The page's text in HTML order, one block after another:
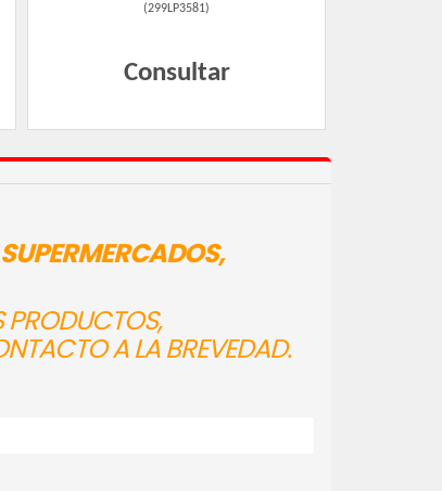
(299LP3581)
Consultar
PRODUCTOS,
A LA BREVEDAD.